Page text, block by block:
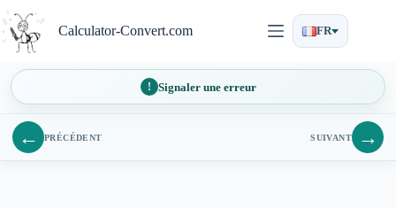
au
contenu
Calculator-Convert.com FR
Signaler une erreur
← PRÉCÉDENT SUIVANT →